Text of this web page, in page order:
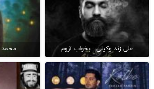
علی زند وکیلی - بخواب آروم محمد